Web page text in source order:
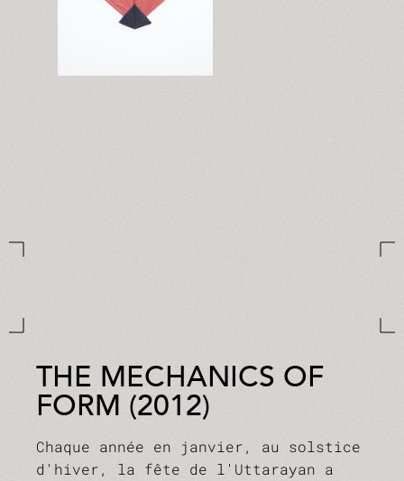
THE MECHANICS OF
FORM (2012)
Chaque année en janvier, au solstice
d'hiver, la fête de l'Uttarayan a